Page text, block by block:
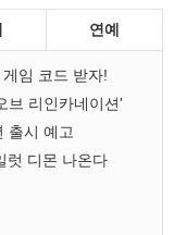
연예
임 코드 받자!
브 리인카네이션'
출시 예고
럿 디몬 나온다